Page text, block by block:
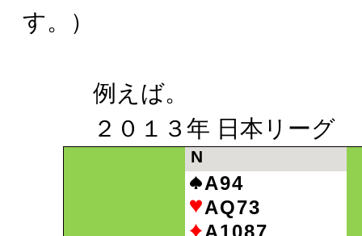
す。）
例えば。
２０１３年 日本リーグ
N
A94
AQ73
A1087